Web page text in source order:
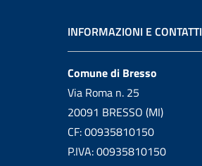
INFORMAZIONI E CONTATTI
Comune di Bresso
Via Roma n. 25
20091 BRESSO (MI)
CF: 00935810150
P.IVA: 00935810150